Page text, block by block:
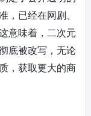
，已经在网剧、
意味着，二次元
底被改写，无论
，获取更大的商